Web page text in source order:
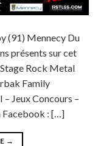
(91) Mennecy Du
présents sur cet
Rock Metal
Family
Jeux Concours –
Facebook : […]
→